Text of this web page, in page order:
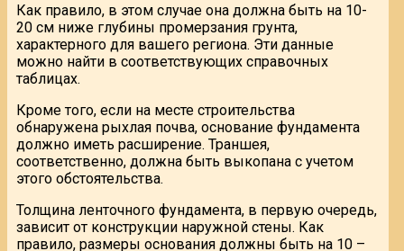
Как правило, в этом случае она должна быть на 10-
20 см ниже глубины промерзания грунта,
характерного для вашего региона. Эти данные
можно найти в соответствующих справочных
таблицах.
Кроме того, если на месте строительства
обнаружена рыхлая почва, основание фундамента
должно иметь расширение. Траншея,
соответственно, должна быть выкопана с учетом
этого обстоятельства.
Толщина ленточного фундамента, в первую очередь,
зависит от конструкции наружной стены. Как
правило, размеры основания должны быть на 10 –